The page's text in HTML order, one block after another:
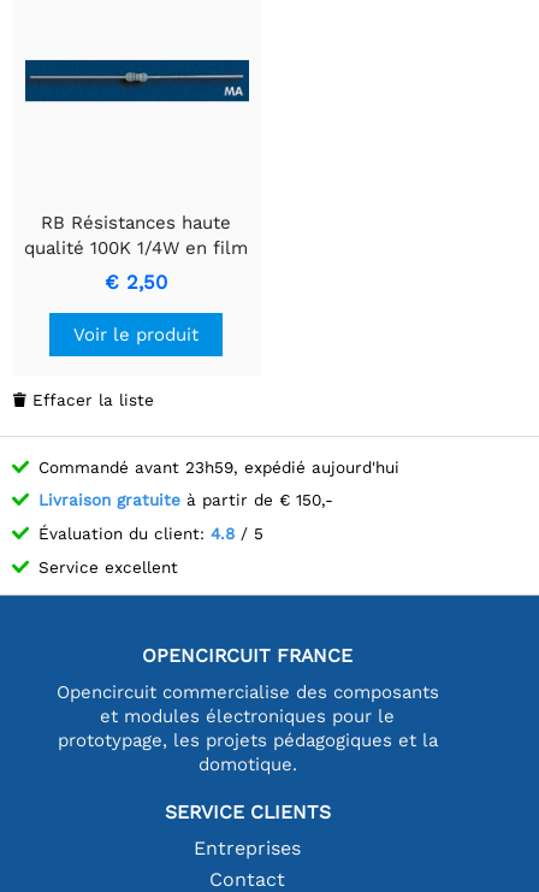
RB Résistances haute
qualité 100K 1/4W en film
métallique
€ 2,50
Voir le produit
 Effacer la liste
Commandé avant 23h59, expédié aujourd'hui
Livraison gratuite à partir de € 150,-
Évaluation du client: 4.8 / 5
Service excellent
OPENCIRCUIT FRANCE
Opencircuit commercialise des composants
et modules électroniques pour le
prototypage, les projets pédagogiques et la
domotique.
SERVICE CLIENTS
Entreprises
Contact